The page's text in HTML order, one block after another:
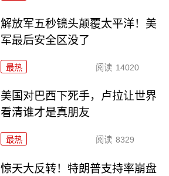
解放军五秒镜头颠覆太平洋！美
军最后安全区没了
最热 阅读 14020
美国对巴西下死手，卢拉让世界
看清谁才是真朋友
最热 阅读 8329
惊天大反转！特朗普支持率崩盘